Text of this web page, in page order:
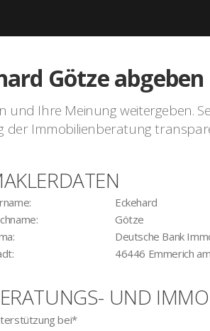
Götze abgeben
Ihre Meinung weitergeben.
der Immobilienberatung
Eckehard
Götze
Deutsche Bank
46446 Emmerich
UND
bei*